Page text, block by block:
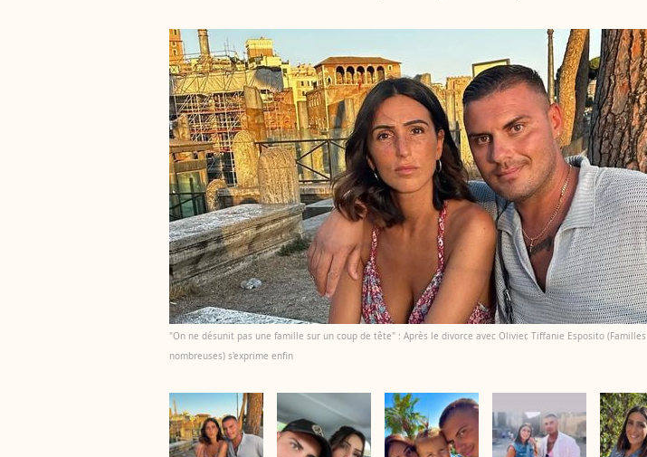
"On ne désunit pas une famille sur un coup de tête" : Après le divorce avec Olivier, Tiffanie Esposito (Familles
nombreuses) s'exprime enfin